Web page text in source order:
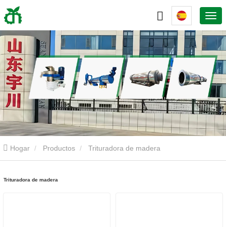
Hogar Productos Trituradora de madera
Trituradora de madera